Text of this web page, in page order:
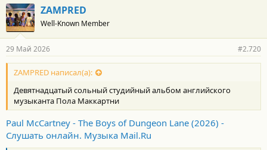
ZAMPRED
Well-Known Member
29 Май 2026 #2.720
ZAMPRED написал(а):
Девятнадцатый сольный студийный альбом английского
музыканта Пола Маккартни
Paul McCartney - The Boys of Dungeon Lane (2026) -
Слушать онлайн. Музыка Mail.Ru